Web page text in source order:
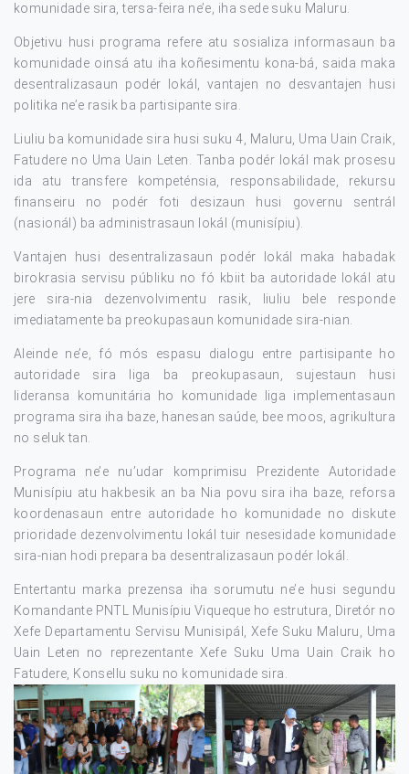
komunidade sira, tersa-feira ne’e, iha sede suku Maluru.
Objetivu husi programa refere atu sosializa informasaun ba
komunidade oinsá atu iha koñesimentu kona-bá, saida maka
desentralizasaun podér lokál, vantajen no desvantajen husi
politika ne’e rasik ba partisipante sira.
Liuliu ba komunidade sira husi suku 4, Maluru, Uma Uain Craik,
Fatudere no Uma Uain Leten. Tanba podér lokál mak prosesu
ida atu transfere kompeténsia, responsabilidade, rekursu
finanseiru no podér foti desizaun husi governu sentrál
(nasionál) ba administrasaun lokál (munisípiu).
Vantajen husi desentralizasaun podér lokál maka habadak
birokrasia servisu públiku no fó kbiit ba autoridade lokál atu
jere sira-nia dezenvolvimentu rasik, liuliu bele responde
imediatamente ba preokupasaun komunidade sira-nian.
Aleinde ne’e, fó mós espasu dialogu entre partisipante ho
autoridade sira liga ba preokupasaun, sujestaun husi
lideransa komunitária ho komunidade liga implementasaun
programa sira iha baze, hanesan saúde, bee moos, agrikultura
no seluk tan.
Programa ne’e nu’udar komprimisu Prezidente Autoridade
Munisípiu atu hakbesik an ba Nia povu sira iha baze, reforsa
koordenasaun entre autoridade ho komunidade no diskute
prioridade dezenvolvimentu lokál tuir nesesidade komunidade
sira-nian hodi prepara ba desentralizasaun podér lokál.
Entertantu marka prezensa iha sorumutu ne’e husi segundu
Komandante PNTL Munisípiu Viqueque ho estrutura, Diretór no
Xefe Departamentu Servisu Munisipál, Xefe Suku Maluru, Uma
Uain Leten no reprezentante Xefe Suku Uma Uain Craik ho
Fatudere, Konsellu suku no komunidade sira.